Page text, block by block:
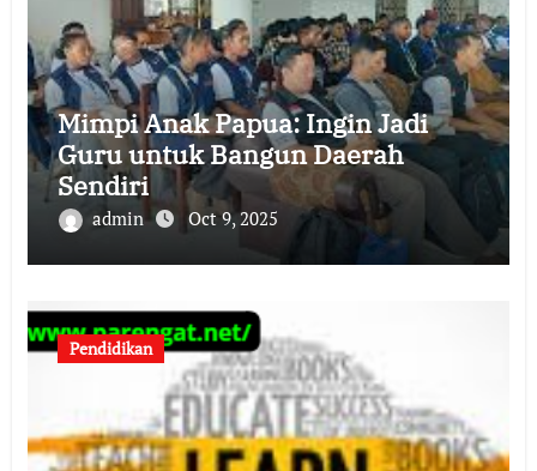
Mimpi Anak Papua: Ingin Jadi
Guru untuk Bangun Daerah
Sendiri
admin Oct 9, 2025
Pendidikan